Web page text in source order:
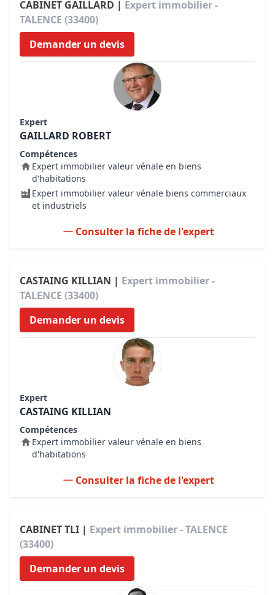
CABINET GAILLARD | Expert immobilier -
TALENCE (33400)
Demander un devis
Expert
GAILLARD ROBERT
Compétences
Expert immobilier valeur vénale en biens
d'habitations
Expert immobilier valeur vénale biens commerciaux
et industriels
Consulter la fiche de l'expert
CASTAING KILLIAN | Expert immobilier -
TALENCE (33400)
Demander un devis
Expert
CASTAING KILLIAN
Compétences
Expert immobilier valeur vénale en biens
d'habitations
Consulter la fiche de l'expert
CABINET TLI | Expert immobilier - TALENCE
(33400)
Demander un devis